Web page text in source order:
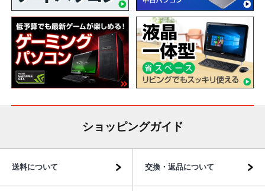
ショッピングガイド
送料について 交換・返品について